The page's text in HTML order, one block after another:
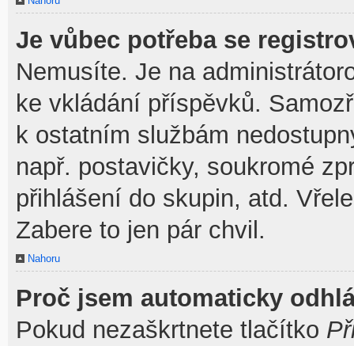
Je vůbec potřeba se
Nemusíte. Je na
ke vkládání příspěvků.
k ostatním službám
např. postavičky, soukromé
přihlášení do skupin, atd.
Zabere to jen pár chvil.
Nahoru
Proč jsem automaticky
Pokud nezaškrtnete tlačítko